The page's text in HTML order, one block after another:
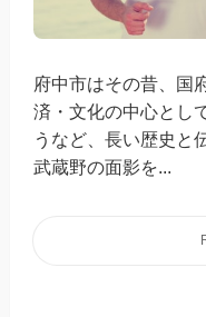
府中市はその昔、国
済・文化の中心とし
うなど、長い歴史と
武蔵野の面影を...